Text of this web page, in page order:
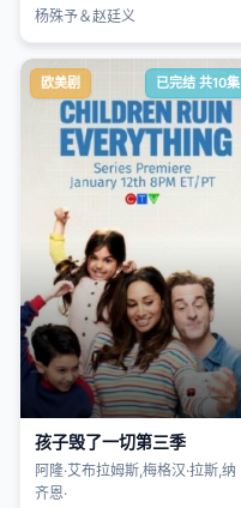
杨殊予＆赵廷义
欧美剧 已完结 共10集
孩子毁了一切第三季
阿隆·艾布拉姆斯,梅格汉·拉斯,纳
齐恩·